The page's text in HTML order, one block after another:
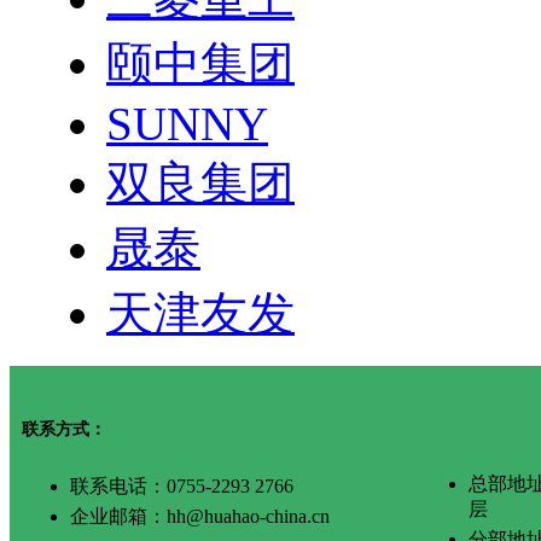
颐中集团
SUNNY
双良集团
晟泰
天津友发
联系方式：
联系电话：0755-2293 2766
企业邮箱：hh@huahao-china.cn
总部地
层